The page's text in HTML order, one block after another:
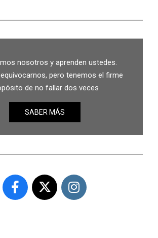
nosotros y aprenden ustedes.
pero tenemos el firme
de no fallar dos veces
SABER MÁS